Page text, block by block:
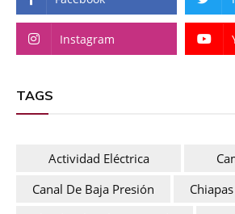
Instagram
TAGS
Actividad Eléctrica
Canal De Baja Presión
Chiapas